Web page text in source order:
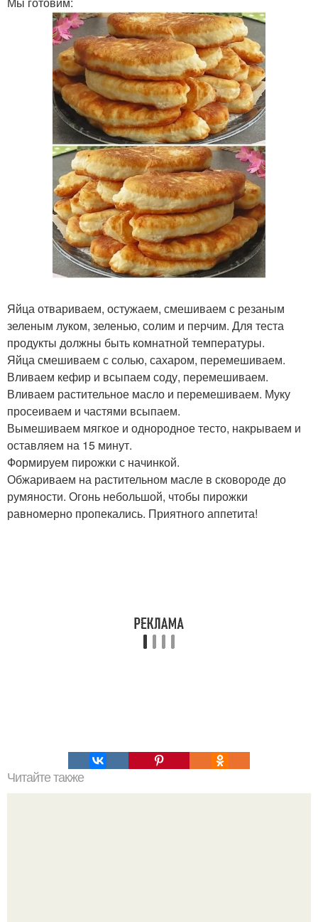
Яйца отвариваем, остужаем, смешиваем с резаным
зеленым луком, зеленью, солим и перчим. Для теста
продукты должны быть комнатной температуры.
Яйца смешиваем с солью, сахаром, перемешиваем.
Вливаем кефир и всыпаем соду, перемешиваем.
Вливаем растительное масло и перемешиваем. Муку
просеиваем и частями всыпаем.
Вымешиваем мягкое и однородное тесто, накрываем и
оставляем на 15 минут.
Формируем пирожки с начинкой.
Обжариваем на растительном масле в сковороде до
румяности. Огонь небольшой, чтобы пирожки
равномерно пропекались. Приятного аппетита!
Читайте также